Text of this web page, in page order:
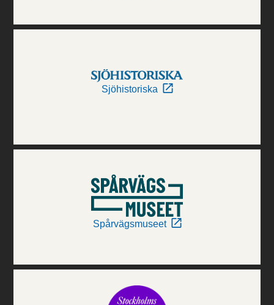
Sjöhistoriska
Spårvägsmuseet